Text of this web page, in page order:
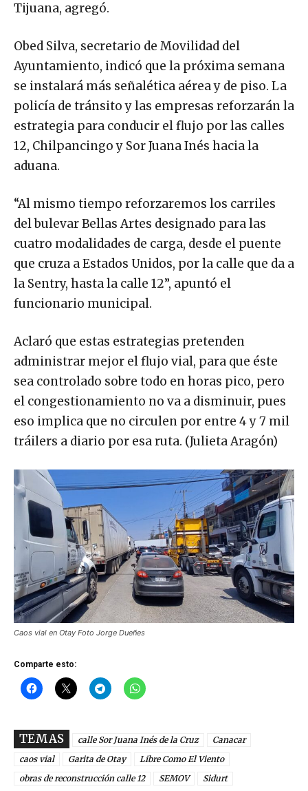
Tijuana, agregó.
Obed Silva, secretario de Movilidad del
Ayuntamiento, indicó que la próxima semana
se instalará más señalética aérea y de piso. La
policía de tránsito y las empresas reforzarán la
estrategia para conducir el flujo por las calles
12, Chilpancingo y Sor Juana Inés hacia la
aduana.
“Al mismo tiempo reforzaremos los carriles
del bulevar Bellas Artes designado para las
cuatro modalidades de carga, desde el puente
que cruza a Estados Unidos, por la calle que da a
la Sentry, hasta la calle 12”, apuntó el
funcionario municipal.
Aclaró que estas estrategias pretenden
administrar mejor el flujo vial, para que éste
sea controlado sobre todo en horas pico, pero
el congestionamiento no va a disminuir, pues
eso implica que no circulen por entre 4 y 7 mil
tráilers a diario por esa ruta. (Julieta Aragón)
Caos vial en Otay Foto Jorge Dueñes
Comparte esto:
TEMAS calle Sor Juana Inés de la Cruz
Canacar
caos vial
Garita de Otay
Libre Como El Viento
obras de reconstrucción calle 12
SEMOV
Sidurt